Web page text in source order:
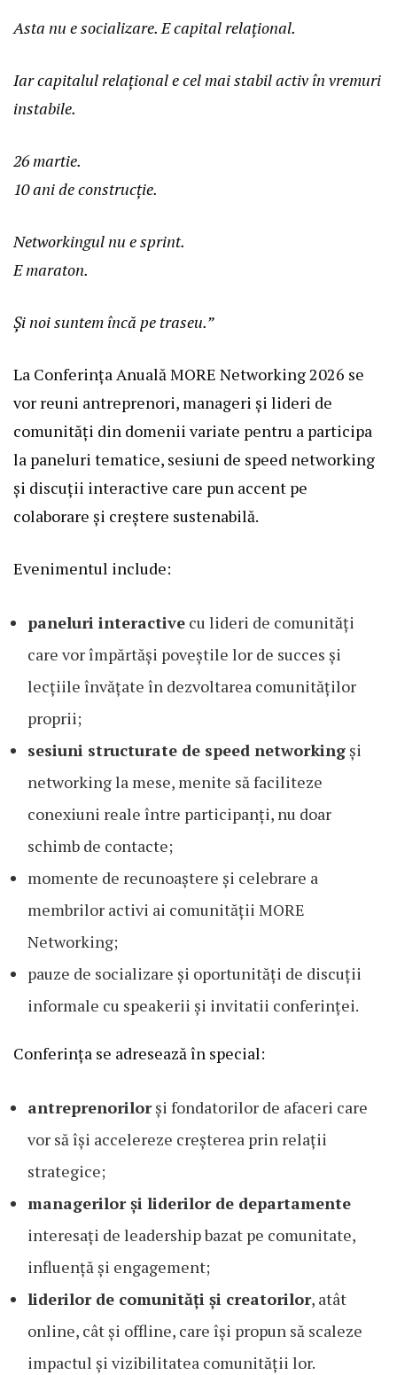
Asta nu e socializare. E capital relațional.
Iar capitalul relațional e cel mai stabil activ în vremuri
instabile.
26 martie.
10 ani de construcție.
Networkingul nu e sprint.
E maraton.
Și noi suntem încă pe traseu.”
La Conferința Anuală MORE Networking 2026 se
vor reuni antreprenori, manageri și lideri de
comunități din domenii variate pentru a participa
la paneluri tematice, sesiuni de speed networking
și discuții interactive care pun accent pe
colaborare și creștere sustenabilă.
Evenimentul include:
paneluri interactive cu lideri de comunități
care vor împărtăși poveștile lor de succes și
lecțiile învățate în dezvoltarea comunităților
proprii;
sesiuni structurate de speed networking și
networking la mese, menite să faciliteze
conexiuni reale între participanți, nu doar
schimb de contacte;
momente de recunoaștere și celebrare a
membrilor activi ai comunității MORE
Networking;
pauze de socializare și oportunități de discuții
informale cu speakerii și invitatii conferinței.
Conferința se adresează în special:
antreprenorilorși fondatorilor de afaceri care
vor să își accelereze creșterea prin relații
strategice;
managerilor și liderilor de departamente
interesați de leadership bazat pe comunitate,
influență și engagement;
liderilor de comunități și creatorilor, atât
online, cât și offline, care își propun să scaleze
impactul și vizibilitatea comunității lor.